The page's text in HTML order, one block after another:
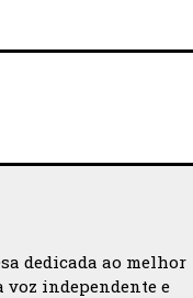
dedicada ao melhor
voz independente e